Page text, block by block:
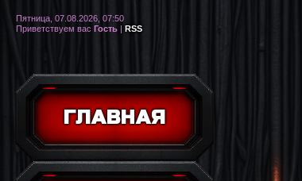
ГЛАВНАЯ
Пятница, 07.08.2026, 07:50
Приветствуем вас Гость | RSS